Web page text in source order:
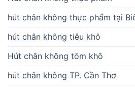
hút chân không thực phẩm tại
hút chân không tiêu khô
Hút chân không tôm khô
hút chân không TP. Cần Thơ